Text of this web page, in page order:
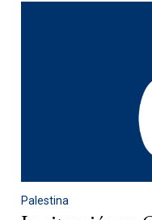
Palestina